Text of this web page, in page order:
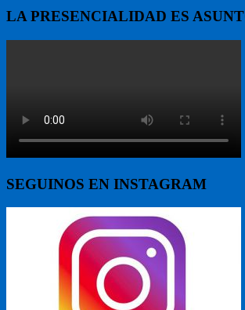
LA PRESENCIALIDAD ES
SEGUINOS EN INSTAGRAM